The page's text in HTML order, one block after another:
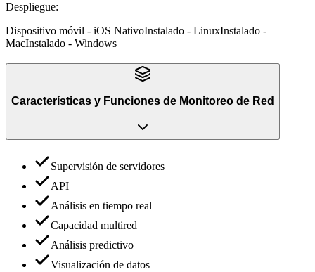
Despliegue:
Dispositivo móvil - iOS NativoInstalado - LinuxInstalado -
MacInstalado - Windows
Características y Funciones de Monitoreo de Red
Supervisión de servidores
API
Análisis en tiempo real
Capacidad multired
Análisis predictivo
Visualización de datos